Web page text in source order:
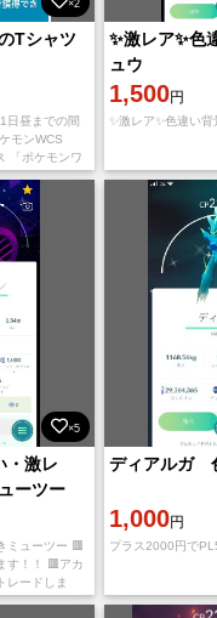
×2
Tシャツ
日昼までの間
モンWCS
「ポケモンワ
ス」会場限定
して
✨激レア✨色
ュウ
1,500円
✨激レア✨色違い
×5
・激レ
ーツー
ミューツー 🟥
す！！ 🟥アカ
レードしま
違い未ゲット
ディアルガ
1,000円
プラス2000円で